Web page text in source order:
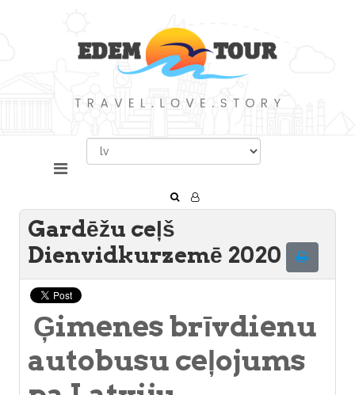
Gardēžu ceļš
Dienvidkurzemē 2020
Ģimenes brīvdienu
autobusu ceļojums